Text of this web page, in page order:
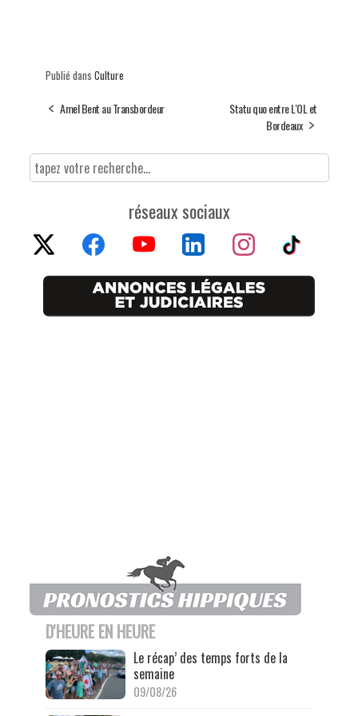
Publié dans Culture
Amel Bent au Transbordeur
Statu quo entre L'OL et
Bordeaux
réseaux sociaux
D'HEURE EN HEURE
Le récap’ des temps forts de la
semaine
09/08/26